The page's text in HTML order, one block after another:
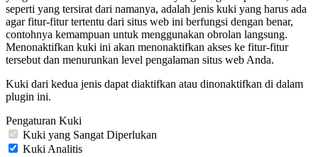
seperti yang tersirat dari namanya, adalah jenis kuki yang harus ada
agar fitur-fitur tertentu dari situs web ini berfungsi dengan benar,
contohnya kemampuan untuk menggunakan obrolan langsung.
Menonaktifkan kuki ini akan menonaktifkan akses ke fitur-fitur
tersebut dan menurunkan level pengalaman situs web Anda.
Kuki dari kedua jenis dapat diaktifkan atau dinonaktifkan di dalam
plugin ini.
Pengaturan Kuki
Kuki yang Sangat Diperlukan
Kuki Analitis